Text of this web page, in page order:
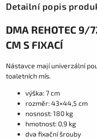
Detailní popis
DMA REHOTEC 9/
CM S FIXACÍ
Nástavce mají univerzální
toaletních mís.
výška: 7 cm
rozměr: 43×44,5 cm
nosnost: 180 kg
hmotnost: 0,9 kg
dva fixační šrouby